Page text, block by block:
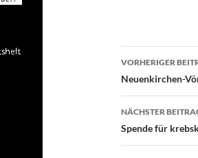
VORHERIGER
Neuenkirchen-
NÄCHSTER
Spende für